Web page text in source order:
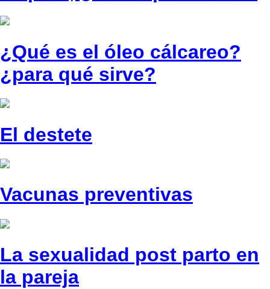
¿Qué es el óleo cálcareo?
¿para qué sirve?
El destete
Vacunas preventivas
La sexualidad post parto en
la pareja